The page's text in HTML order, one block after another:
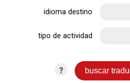
idioma destino
tipo de actividad
?